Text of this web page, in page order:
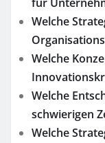
Welche
Welche
Welche
schwierigen
Welche